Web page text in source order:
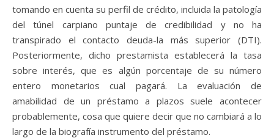
tomando en cuenta su perfil de crédito, incluida la patologí­a
del túnel carpiano puntaje de credibilidad y no ha
transpirado el contacto deuda-la más superior (DTI).
Posteriormente, dicho prestamista establecerá la tasa
sobre interés, que es algún porcentaje de su número
entero monetarios cual pagará. La evaluación de
amabilidad de un préstamo a plazos suele acontecer
probablemente, cosa que quiere decir que no cambiará a lo
largo de la biografía instrumento del préstamo.